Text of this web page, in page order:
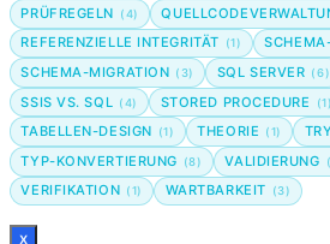
PRÜFREGELN (4)
REFERENZIELLE INTEGRITÄT (1)
SCHEMA-MIGRATION (3) SQL SERVER (6)
SSIS VS. SQL (4) STORED PROCEDURE (1)
TABELLEN-DESIGN (1) THEORIE (1)
TYP-KONVERTIERUNG (8) VALIDIERUNG
VERIFIKATION (1) WARTBARKEIT (3)
x